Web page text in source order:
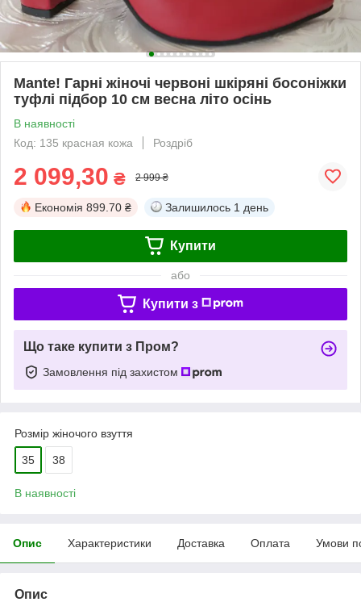
Mante! Гарні жіночі червоні шкіряні босоніжки
туфлі підбор 10 см весна літо осінь
В наявності
Код: 135 красная кожа
Роздріб
2 099,30 ₴ 2 999 ₴
Економія 899.70 ₴ Залишилось 1 день
Купити
або
Купити з
Що таке купити з Пром?
Замовлення під захистом
Розмір жіночого взуття
35 38
В наявності
Опис Характеристики Доставка Оплата Умови
Опис